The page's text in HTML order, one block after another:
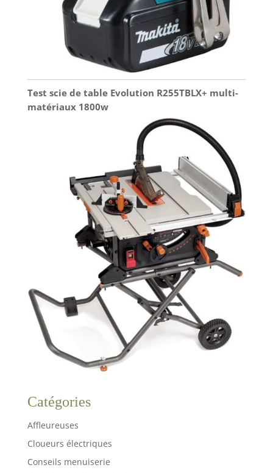
Test scie de table Evolution R255TBLX+ multi-
matériaux 1800w
Catégories
Affleureuses
Cloueurs électriques
Conseils menuiserie